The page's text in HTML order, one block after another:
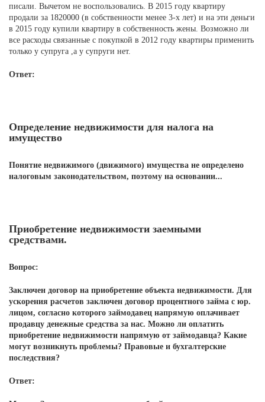
писали. Вычетом не воспользовались. В 2015 году квартиру
продали за 1820000 (в собственности менее 3-х лет) и на эти деньги
в 2015 году купили квартиру в собственность жены. Возможно ли
все расходы связанные с покупкой в 2012 году квартиры применить
только у супруга ,а у супруги нет.
Ответ:
Определение недвижимости для налога на
имущество
Понятие недвижимого (движимого) имущества не определено
налоговым законодательством, поэтому на основании...
Приобретение недвижимости заемными
средствами.
Вопрос:
Заключен договор на приобретение объекта недвижимости. Для
ускорения расчетов заключен договор процентного займа с юр.
лицом, согласно которого займодавец напрямую оплачивает
продавцу денежные средства за нас. Можно ли оплатить
приобретение недвижимости напрямую от займодавца? Какие
могут возникнуть проблемы? Правовые и бухгалтерские
последствия?
Ответ: